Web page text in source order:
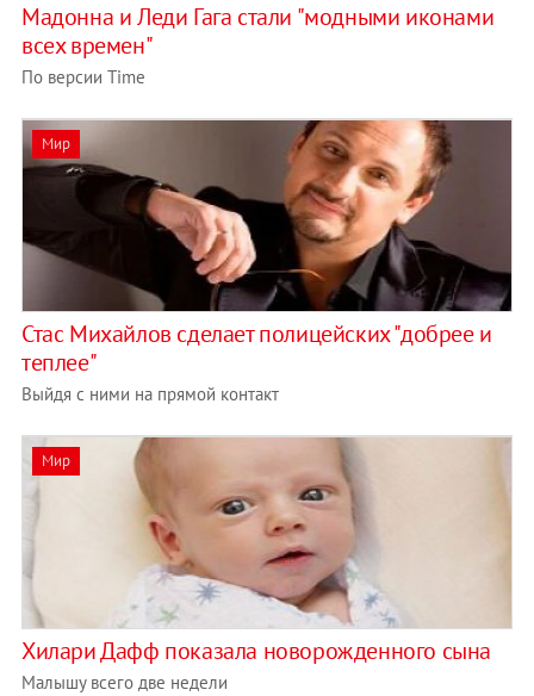
Мадонна и Леди Гага стали "модными иконами
всех времен"
По версии Time
Мир
Стас Михайлов сделает полицейских "добрее и
теплее"
Выйдя с ними на прямой контакт
Мир
Хилари Дафф показала новорожденного сына
Малышу всего две недели